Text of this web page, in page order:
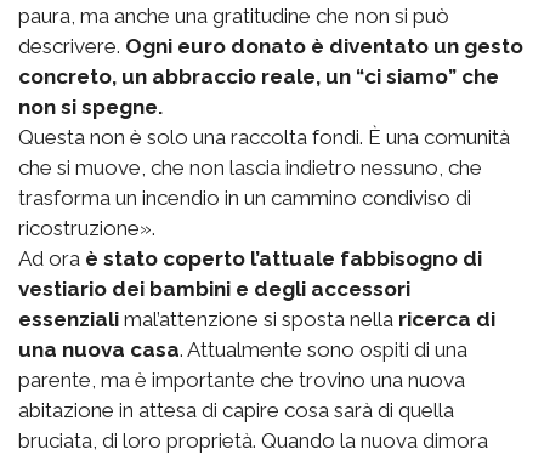
paura, ma anche una gratitudine che non si può
descrivere. Ogni euro donato è diventato un gesto
concreto, un abbraccio reale, un “ci siamo” che
non si spegne.
Questa non è solo una raccolta fondi. È una comunità
che si muove, che non lascia indietro nessuno, che
trasforma un incendio in un cammino condiviso di
ricostruzione».
Ad ora è stato coperto l’attuale fabbisogno di
vestiario dei bambini e degli accessori
essenziali mal’attenzione si sposta nella ricerca di
una nuova casa. Attualmente sono ospiti di una
parente, ma è importante che trovino una nuova
abitazione in attesa di capire cosa sarà di quella
bruciata, di loro proprietà. Quando la nuova dimora